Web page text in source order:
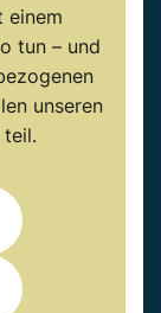
einem
tun – und
unseren
teil.